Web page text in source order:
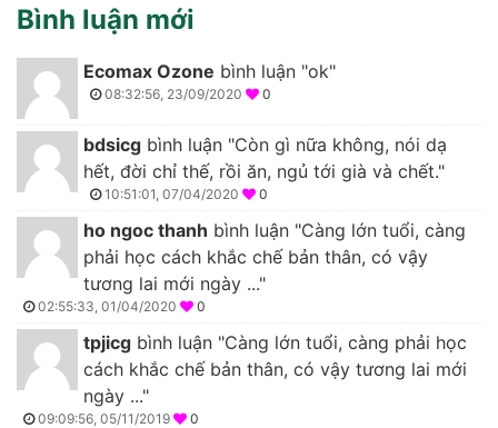
Bình luận mới
Ecomax Ozone bình luận "ok"
08:32:56, 23/09/2020 0
bdsicg bình luận "Còn gì nữa không, nói dạ
hết, đời chỉ thế, rồi ăn, ngủ tới già và chết."
10:51:01, 07/04/2020 0
ho ngoc thanh bình luận "Càng lớn tuổi, càng
phải học cách khắc chế bản thân, có vậy
tương lai mới ngày ..."
02:55:33, 01/04/2020 0
tpjicg bình luận "Càng lớn tuổi, càng phải học
cách khắc chế bản thân, có vậy tương lai mới
ngày ..."
09:09:56, 05/11/2019 0